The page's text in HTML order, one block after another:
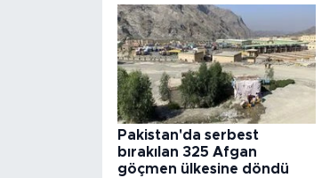
Pakistan'da serbest
bırakılan 325 Afgan
göçmen ülkesine döndü